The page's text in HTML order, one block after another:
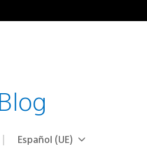
Selecciona
Región
Español (UE)